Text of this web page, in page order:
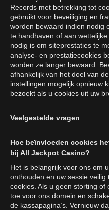
Records met betrekking tot
gebruikt voor beveiliging en
worden bewaard indien nodig
te handhaven of aan
nodig is om siteprestaties te
analyse- en prestatiecookies
worden ze langer bewaard.
afhankelijk van het doel van
instellingen mogelijk opnieuw
bezoekt als u cookies uit uw
Veelgestelde vragen
Hoe beïnvloeden cookies
bij All Jackpot Casino?
Het is belangrijk voor ons om
onthouden en uw sessie
cookies. Als u geen storting
toe voor ons domein en
de kassapagina’s. Vernieuw